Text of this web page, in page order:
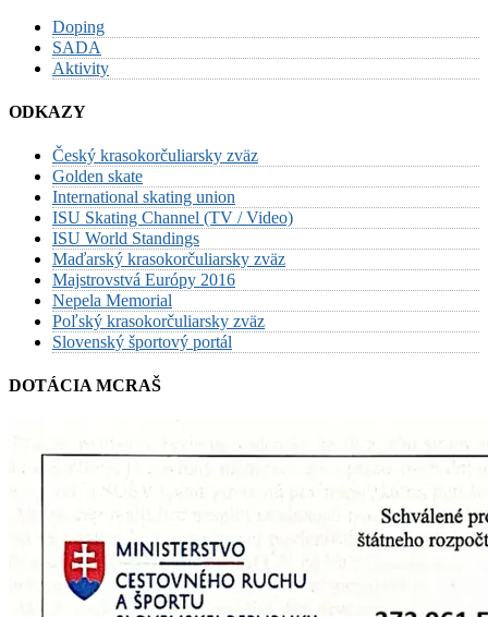
Doping
SADA
Aktivity
ODKAZY
Český krasokorčuliarsky zväz
Golden skate
International skating union
ISU Skating Channel (TV / Video)
ISU World Standings
Maďarský krasokorčuliarsky zväz
Majstrovstvá Európy 2016
Nepela Memorial
Poľský krasokorčuliarsky zväz
Slovenský športový portál
DOTÁCIA MCRAŠ